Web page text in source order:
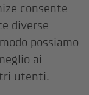
consente
diverse
possiamo
ai
utenti.